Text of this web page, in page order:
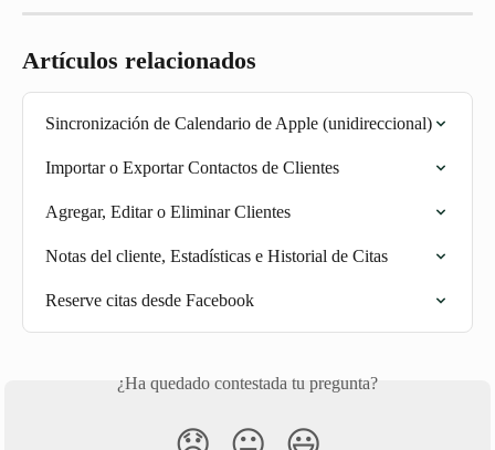
Artículos relacionados
Sincronización de Calendario de Apple (unidireccional)
Importar o Exportar Contactos de Clientes
Agregar, Editar o Eliminar Clientes
Notas del cliente, Estadísticas e Historial de Citas
Reserve citas desde Facebook
¿Ha quedado contestada tu pregunta?